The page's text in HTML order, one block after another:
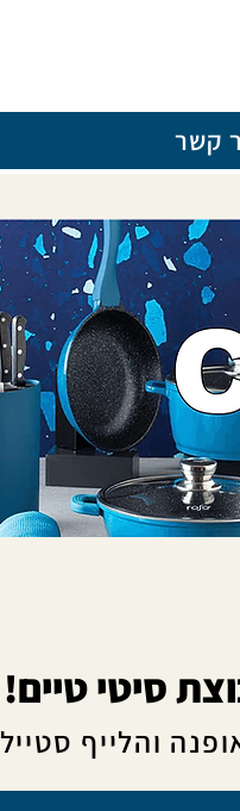
קשר
סיטי טיים
והלייף סטייל